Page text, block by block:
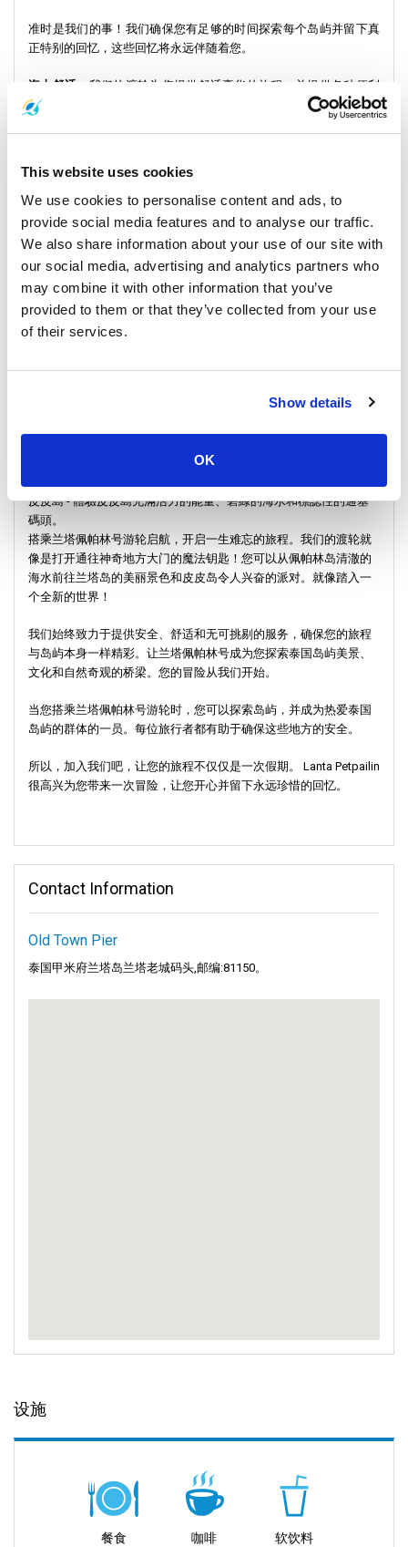
This website uses cookies
We use cookies to personalise content and ads, to
provide social media features and to analyse our traffic.
We also share information about your use of our site with
our social media, advertising and analytics partners who
may combine it with other information that you’ve
provided to them or that they’ve collected from your use
of their services.
Show details
OK
准时是我们的事！我们确保您有足够的时间探索每个岛屿并留下真
正特别的回忆，这些回忆将永远伴随着您。
海上舒适： 我们的渡轮为您提供舒适豪华的旅程，并提供各种便利
设施以提升您的旅行体验。
轻松预订：我们用户友好的预订系统简化了流程，让您轻松预订渡
轮票。
- 轻松在这些迷人的目的地之间航行，每个目的地都提供
一片独特的天堂。
沙美島 - 探索沙美島隱藏的美麗，及其未受破壞的風景和寧靜的氛
蘭達島 - 沉浸在蘭達島悠閒的生活方式和原始海灘中。
皮皮島 - 體驗皮皮島充滿活力的能量、碧綠的海水和標誌性的通塞
碼頭。
搭乘兰塔佩帕林号游轮启航，开启一生难忘的旅程。我们的渡轮就
像是打开通往神奇地方大门的魔法钥匙！您可以从佩帕林岛清澈的
海水前往兰塔岛的美丽景色和皮皮岛令人兴奋的派对。就像踏入一
个全新的世界！
我们始终致力于提供安全、舒适和无可挑剔的服务，确保您的旅程
与岛屿本身一样精彩。让兰塔佩帕林号成为您探索泰国岛屿美景、
文化和自然奇观的桥梁。您的冒险从我们开始。
当您搭乘兰塔佩帕林号游轮时，您可以探索岛屿，并成为热爱泰国
岛屿的群体的一员。每位旅行者都有助于确保这些地方的安全。
所以，加入我们吧，让您的旅程不仅仅是一次假期。 Lanta Petpailin
很高兴为您带来一次冒险，让您开心并留下永远珍惜的回忆。
Contact Information
Old Town Pier
泰国甲米府兰塔岛兰塔老城码头,邮编:81150。
设施
餐食 咖啡 软饮料